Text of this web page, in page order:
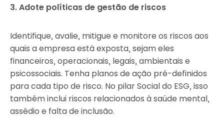
3. Adote políticas de gestão de riscos
Identifique, avalie, mitigue e monitore os riscos aos
quais a empresa está exposta, sejam eles
financeiros, operacionais, legais, ambientais e
psicossociais. Tenha planos de ação pré-definidos
para cada tipo de risco. No pilar Social do ESG, isso
também inclui riscos relacionados à saúde mental,
assédio e falta de inclusão.